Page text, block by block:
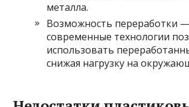
металла.
Возможность переработки —
современные технологии
использовать
снижая нагрузку на